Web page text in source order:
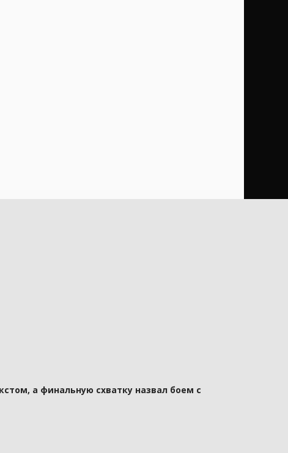
а финальную схватку назвал боем с